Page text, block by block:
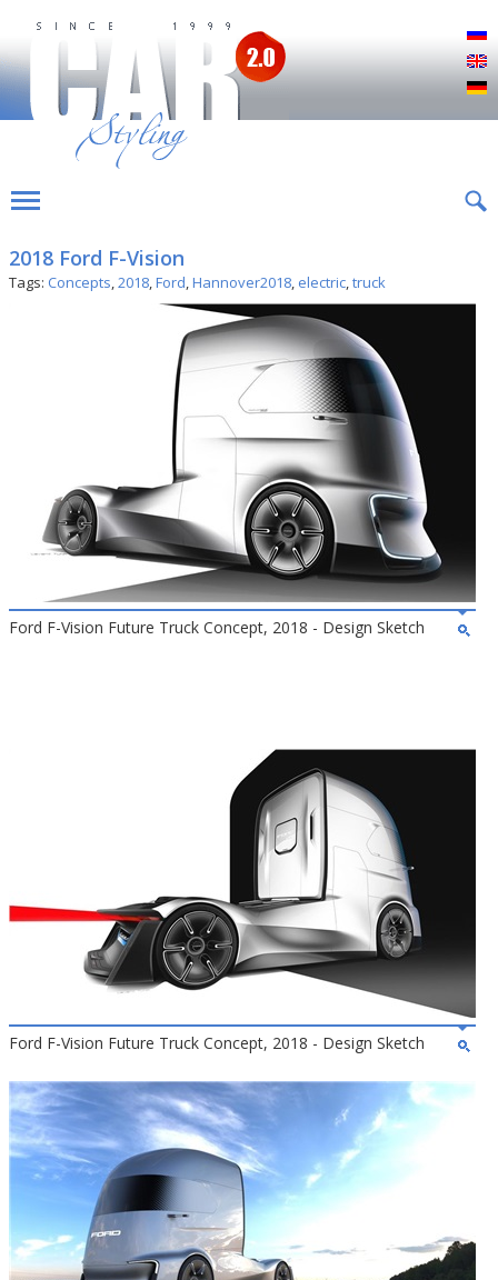
2018 Ford F-Vision
Tags: Concepts,2018,Ford,Hannover2018, electric,truck
Ford F-Vision Future Truck Concept, 2018 - Design Sketch
Ford F-Vision Future Truck Concept, 2018 - Design Sketch